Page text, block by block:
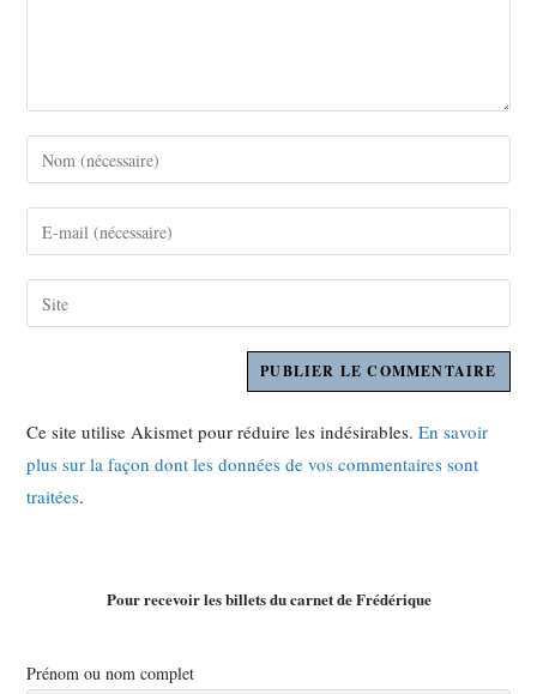
Ce site utilise Akismet pour réduire les indésirables.En savoir
plus sur la façon dont les données de vos commentaires sont
traitées.
Pour recevoir les billets du carnet de Frédérique
Prénom ou nom complet